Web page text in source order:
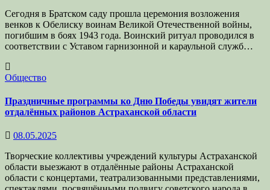
Сегодня в Братском саду прошла церемония возложения
венков к Обелиску воинам Великой Отечественной войны,
погибшим в боях 1943 года. Воинский ритуал проводился в
соответствии с Уставом гарнизонной и караульной служб…
Общество
Праздничные программы ко Дню Победы увидят жители
отдалённых районов Астраханской области
08.05.2025
Творческие коллективы учреждений культуры Астраханской
области выезжают в отдалённые районы Астраханской
области с концертами, театрализованными представлениями,